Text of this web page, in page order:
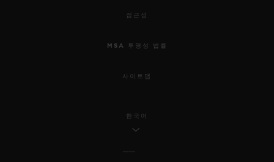
접근성
MSA 투명성 법률
사이트맵
한국어